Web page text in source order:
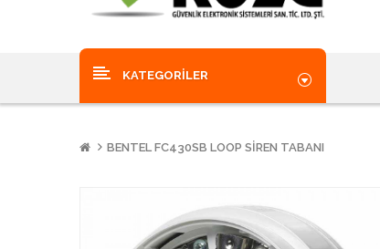
KATEGORILER
BENTEL FC430SB LOOP SIREN TABANI